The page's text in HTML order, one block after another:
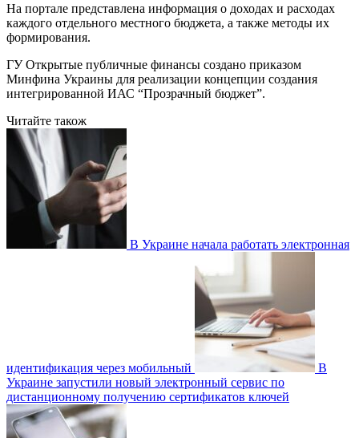
На портале представлена информация о доходах и расходах
каждого отдельного местного бюджета, а также методы их
формирования.
ГУ Открытые публичные финансы создано приказом
Минфина Украины для реализации концепции создания
интегрированной ИАС “Прозрачный бюджет”.
Читайте також
В Украине начала работать электронная
идентификация через мобильный
В
Украине запустили новый электронный сервис по
дистанционному получению сертификатов ключей